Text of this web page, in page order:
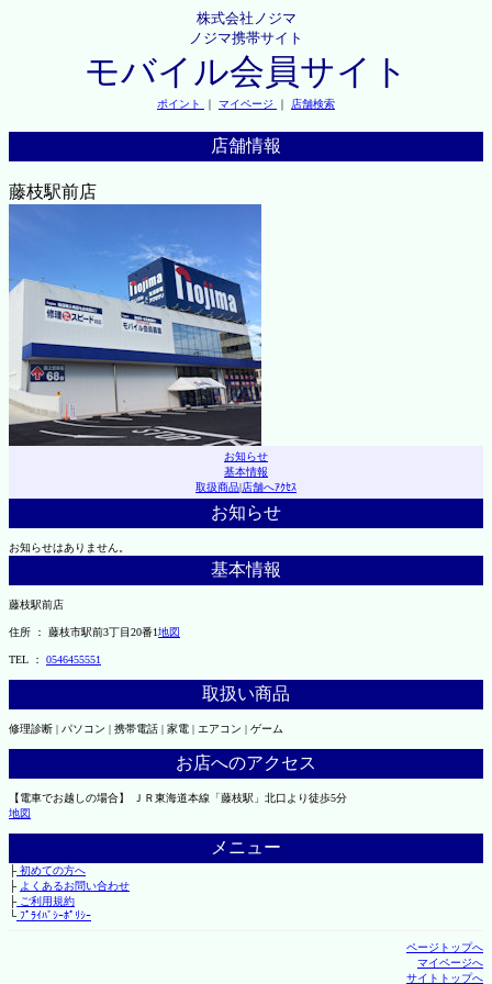
株式会社ノジマ
ノジマ携帯サイト
モバイル会員サイト
ポイント ｜ マイページ ｜ 店舗検索
店舗情報
藤枝駅前店
お知らせ
基本情報
取扱商品|店舗へｱｸｾｽ
お知らせ
お知らせはありません。
基本情報
藤枝駅前店
住所 ： 藤枝市駅前3丁目20番1地図
TEL ： 0546455551
取扱い商品
修理診断 | パソコン | 携帯電話 | 家電 | エアコン | ゲーム
お店へのアクセス
【電車でお越しの場合】 ＪＲ東海道本線「藤枝駅」北口より徒歩5分
地図
メニュー
├初めての方へ
├ よくあるお問い合わせ
├ご利用規約
└ﾌﾟﾗｲﾊﾞｼｰﾎﾟﾘｼｰ
ページトップへ
マイページへ
サイトトップへ